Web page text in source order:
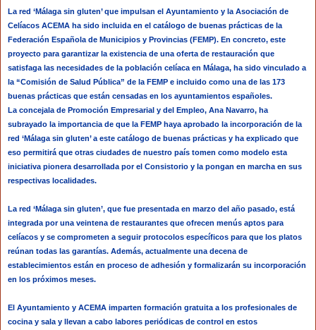
La red ‘Málaga sin gluten’ que impulsan el Ayuntamiento y la Asociación de
Celíacos ACEMA ha sido incluida en el catálogo de buenas prácticas de la
Federación Española de Municipios y Provincias (FEMP). En concreto, este
proyecto para garantizar la existencia de una oferta de restauración que
satisfaga las necesidades de la población celíaca en Málaga, ha sido vinculado a
la “Comisión de Salud Pública” de la FEMP e incluido como una de las 173
buenas prácticas que están censadas en los ayuntamientos españoles.
La concejala de Promoción Empresarial y del Empleo, Ana Navarro, ha
subrayado la importancia de que la FEMP haya aprobado la incorporación de la
red ‘Málaga sin gluten’ a este catálogo de buenas prácticas y ha explicado que
eso permitirá que otras ciudades de nuestro país tomen como modelo esta
iniciativa pionera desarrollada por el Consistorio y la pongan en marcha en sus
respectivas localidades.
La red ‘Málaga sin gluten’, que fue presentada en marzo del año pasado, está
integrada por una veintena de restaurantes que ofrecen menús aptos para
celíacos y se comprometen a seguir protocolos específicos para que los platos
reúnan todas las garantías. Además, actualmente una decena de
establecimientos están en proceso de adhesión y formalizarán su incorporación
en los próximos meses.
El Ayuntamiento y ACEMA imparten formación gratuita a los profesionales de
cocina y sala y llevan a cabo labores periódicas de control en estos